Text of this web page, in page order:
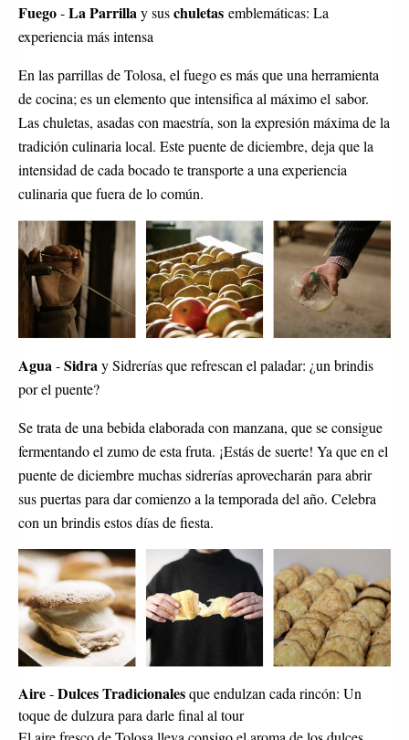
Fuego-La Parrillay suschuletas emblemáticas: La
experiencia más intensa
En las parrillas de Tolosa, el fuego es más que una herramienta
de cocina; es un elemento que intensifica al máximo el sabor.
Las chuletas, asadas con maestría, son la expresión máxima de la
tradición culinaria local. Este puente de diciembre, deja que la
intensidad de cada bocado te transporte a una experiencia
culinaria que fuera de lo común.
Agua-Sidray Sidrerías que refrescan el paladar: ¿un brindis
por el puente?
Se trata de una bebida elaborada con manzana, que se consigue
fermentando el zumo de esta fruta. ¡Estás de suerte! Ya que en el
puente de diciembre muchas sidrerías aprovecharán para abrir
sus puertas para dar comienzo a la temporada del año. Celebra
con un brindis estos días de fiesta.
Aire-Dulces Tradicionalesque endulzan cada rincón: Un
toque de dulzura para darle final al tour